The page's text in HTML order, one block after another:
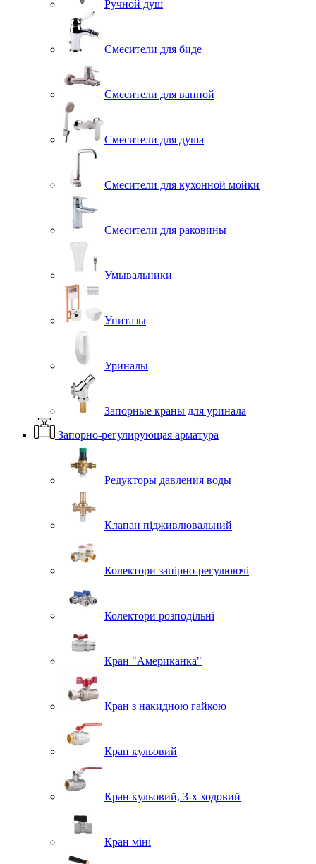
Ручной душ
Смесители для биде
Смесители для ванной
Смесители для душа
Смесители для кухонной мойки
Смесители для раковины
Умывальники
Унитазы
Уриналы
Запорные краны для уринала
Запорно-регулирующая арматура
Редукторы давления воды
Клапан підживлювальний
Колектори запірно-регулюючі
Колектори розподільні
Кран "Американка"
Кран з накидною гайкою
Кран кульовий
Кран кульовий, 3-х ходовий
Кран міні